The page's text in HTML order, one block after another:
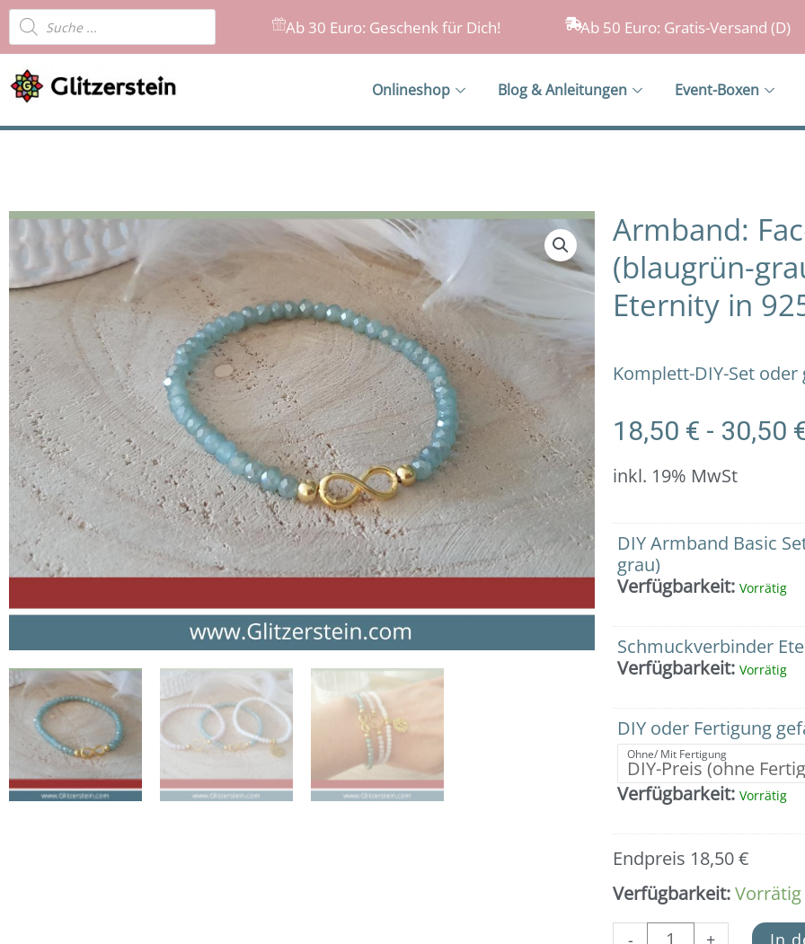
Zum
Inhalt
springen
Products
search Ab 30 Euro: Geschenk für Dich! Ab 50 Euro: Gratis-Versand (D)
Onlineshop Blog & Anleitungen Event-Boxen
Armband:
(blaugrün-
Eternity in
Komplett-DIY-Set
18,50 € - 30,50
inkl. 19% MwSt
DIY Armband Basic
grau)
Verfügbarkeit: Vorrätig
Schmuckverbinder
Verfügbarkeit: Vorrätig
DIY oder Fertigung
Ohne/ Mit Fertigung
Verfügbarkeit: Vorrätig
Endpreis 18,50€
Verfügbarkeit:Vorrätig
-
Armband:
Facettierte
Glasperlen
(blaugrün-
mit
Schmuckverbinder
Eternity
in
925er
Silber
vergoldet
Menge
+ In